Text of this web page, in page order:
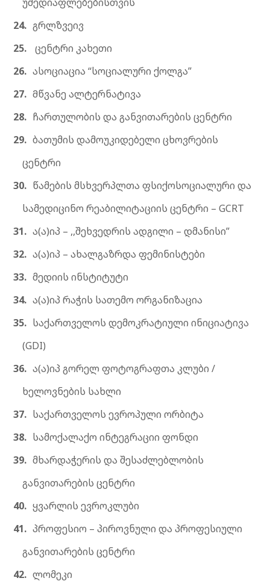
გრლზვეივ
ცენტრი კახეთი
ასოციაცია “სოციალური ქოლგა”
Მწვანე ალტერნატივა
ჩართულობის და განვითარების ცენტრი
ბათუმის დამოუკიდებელი ცხოვრების
ცენტრი
წამების მსხვერპლთა ფსიქოსოციალური და
სამედიცინო რეაბილიტაციის ცენტრი – GCRT
ა(ა)იპ – ,,შეხვედრის ადგილი – დმანისი”
ა(ა)იპ – ახალგაზრდა ფემინისტები
მედიის ინსტიტუტი
ა(ა)იპ რაჭის სათემო ორგანიზაცია
საქართველოს დემოკრატიული ინიციატივა
(GDI)
ა(ა)იპ გორელ ფოტოგრაფთა კლუბი /
ხელოვნების სახლი
საქართველოს ევროპული ორბიტა
სამოქალაქო ინტეგრაციი ფონდი
მხარდაჭერის და შესაძლებლობის
განვითარების ცენტრი
ყვარლის ევროკლუბი
პროფესიო – პიროვნული და პროფესიული
განვითარების ცენტრი
ლომეკი